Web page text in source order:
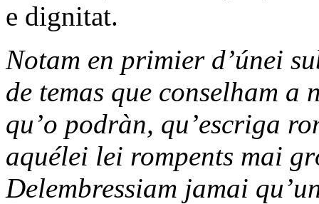
e dignitat.
Notam en primier d’únei
de temas que conselham
qu’o podràn, qu’escriga
aquélei lei rompents mai
Delembressiam jamai